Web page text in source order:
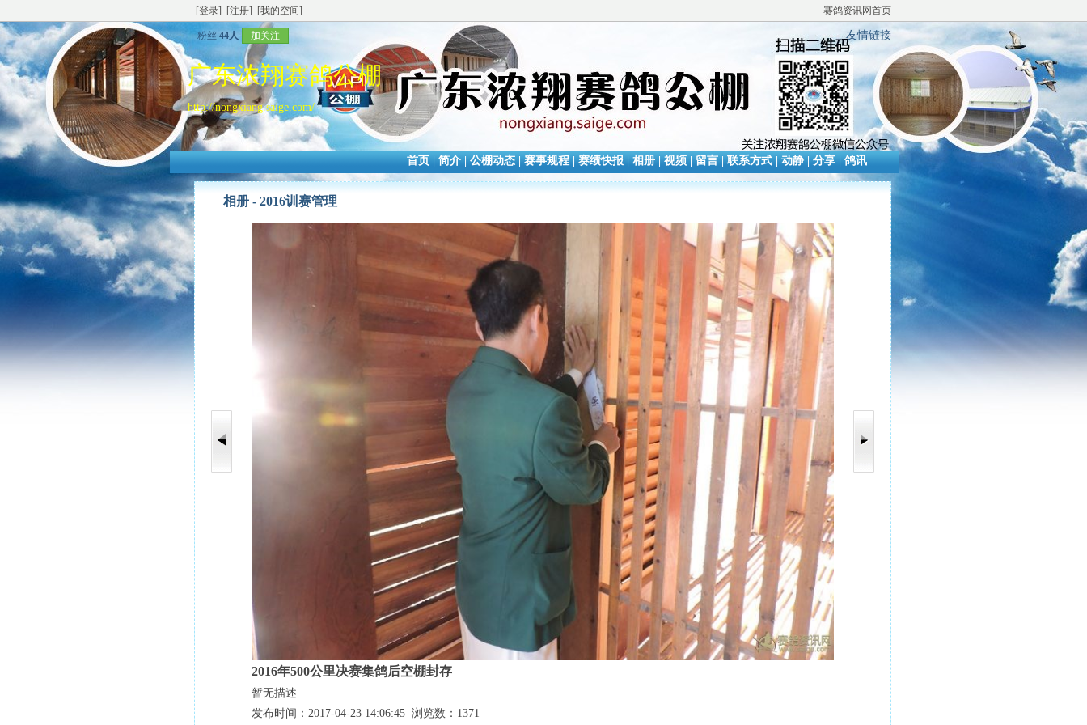
[登录] [注册] [我的空间] 赛鸽资讯网首页
粉丝 44人 加关注 友情链接
广东浓翔赛鸽公棚
http://nongxiang.saige.com/
首页|简介|公棚动态|赛事规程|赛绩快报|相册|视频|留言|联系方式|动静|分享|鸽讯
相册 - 2016训赛管理
2016年500公里决赛集鸽后空棚封存
暂无描述
发布时间：2017-04-23 14:06:45 浏览数：1371